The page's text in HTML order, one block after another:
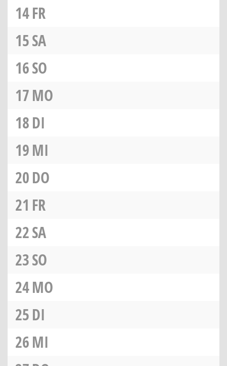
14FR
15SA
16SO
17MO
18DI
19MI
20DO
21 FR
22SA
23SO
24MO
25DI
26MI